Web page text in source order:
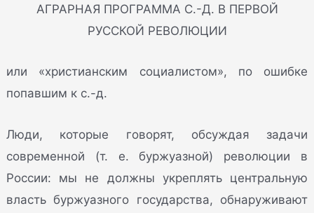
АГРАРНАЯ ПРОГРАММА С.-Д. В ПЕРВОЙ
РУССКОЙ РЕВОЛЮЦИИ
или «христианским социалистом», по ошибке
попавшим к с.-д.
Люди, которые говорят, обсуждая задачи
современной (т. е. буржуазной) революции в
России: мы не должны укреплять центральную
власть буржуазного государства, обнаруживают